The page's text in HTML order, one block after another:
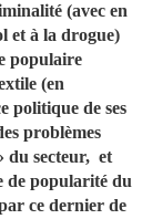
(avec en
et à la drogue)
populaire
(en
politique de ses
problèmes
du secteur, et
de popularité du
ce dernier de